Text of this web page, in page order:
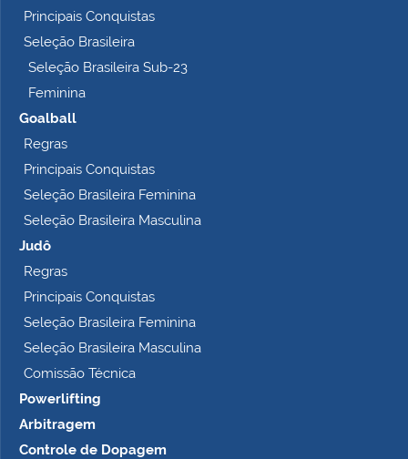
Principais Conquistas
Seleção Brasileira
Seleção Brasileira Sub-23
Feminina
Goalball
Regras
Principais Conquistas
Seleção Brasileira Feminina
Seleção Brasileira Masculina
Judô
Regras
Principais Conquistas
Seleção Brasileira Feminina
Seleção Brasileira Masculina
Comissão Técnica
Powerlifting
Arbitragem
Controle de Dopagem